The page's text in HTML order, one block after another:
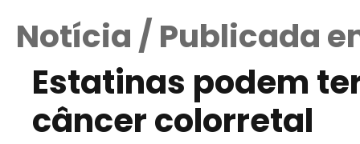
Notícia / Publicada
Estatinas podem
câncer colorretal